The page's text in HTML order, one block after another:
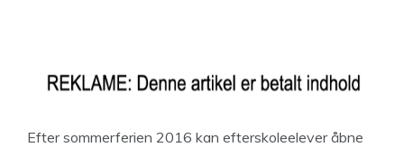
Efter sommerferien 2016 kan efterskoleelever åbne